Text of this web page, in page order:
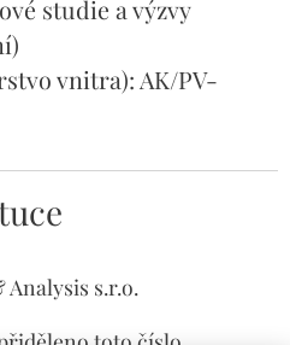
studie a výzvy
vnitra): AK/PV-
s.r.o.